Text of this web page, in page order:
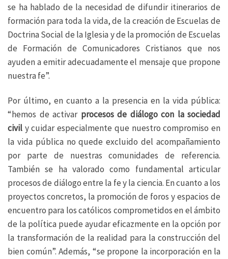
se ha hablado de la necesidad de difundir itinerarios de
formación para toda la vida, de la creación de Escuelas de
Doctrina Social de la Iglesia y de la promoción de Escuelas
de Formación de Comunicadores Cristianos que nos
ayuden a emitir adecuadamente el mensaje que propone
nuestra fe”.
Por último, en cuanto a la presencia en la vida pública:
“hemos de activar procesos de diálogo con la sociedad
civil y cuidar especialmente que nuestro compromiso en
la vida pública no quede excluido del acompañamiento
por parte de nuestras comunidades de referencia.
También se ha valorado como fundamental articular
procesos de diálogo entre la fe y la ciencia. En cuanto a los
proyectos concretos, la promoción de foros y espacios de
encuentro para los católicos comprometidos en el ámbito
de la política puede ayudar eficazmente en la opción por
la transformación de la realidad para la construcción del
bien común”. Además, “se propone la incorporación en la